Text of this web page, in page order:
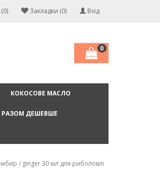
Вхід
Закладки (0)
0
КОКОСОВЕ МАСЛО
РАЗОМ ДЕШЕВШЕ
/ ginger 30 мл для риболовлі